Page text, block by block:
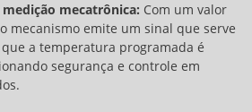
mecatrônica: Com um valor
mecanismo emite um sinal que serve
a temperatura programada é
segurança e controle em